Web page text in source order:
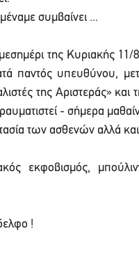
συμβαίνει ...
της Κυριακής
παντός υπευθύνου,
της Αριστεράς»
- σήμερα
των ασθενών αλλά
εκφοβισμός,
!